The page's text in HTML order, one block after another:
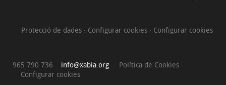
Protecció de dades · Configurar cookies · Configurar cookies
965 790 736 info@xabia.org
Política de Cookies
Configurar cookies